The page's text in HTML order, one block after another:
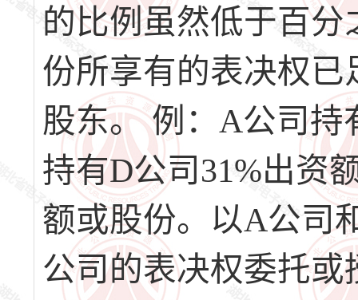
的比例虽然低于百
份所享有的表决权
股东。 例：A公司持
持有D公司31%出资
额或股份。以A公司
公司的表决权委托